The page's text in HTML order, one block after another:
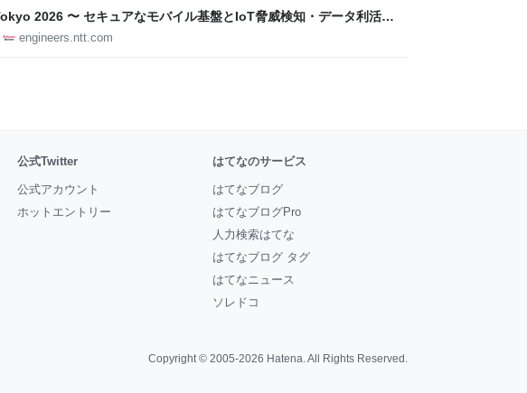
2026 〜 セキュアなモバイル基盤とIoT脅威検知・データ利活用
み 〜 - NTT docomo Business Engineers' Blog
engineers.ntt.com
公式Twitter
公式アカウント
ホットエントリー
はてなのサービス
はてなブログ
はてなブログPro
人力検索はてな
はてなブログ タグ
はてなニュース
ソレドコ
Copyright © 2005-2026 Hatena. All Rights Reserved.